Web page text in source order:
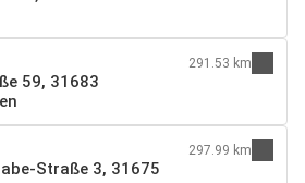
59, 31683
291.53 km
Straße 3, 31675
297.99 km